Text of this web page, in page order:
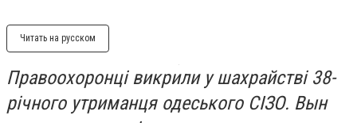
Читать на русском
Правоохоронці викрили у шахрайстві 38-
річного утриманця одеського СІЗО. Вын